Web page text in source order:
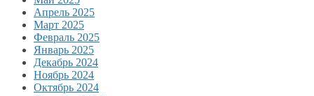
Апрель 2025
Март 2025
Февраль 2025
Январь 2025
Декабрь 2024
Ноябрь 2024
Октябрь 2024